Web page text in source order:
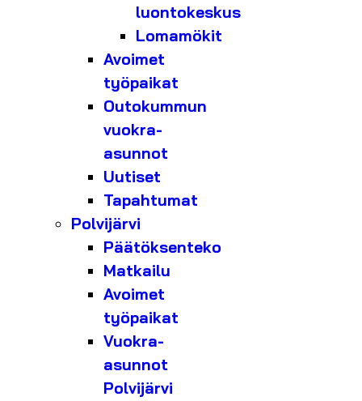
luontokeskus
Lomamökit
Avoimet
työpaikat
Outokummun
vuokra-
asunnot
Uutiset
Tapahtumat
Polvijärvi
Päätöksenteko
Matkailu
Avoimet
työpaikat
Vuokra-
asunnot
Polvijärvi